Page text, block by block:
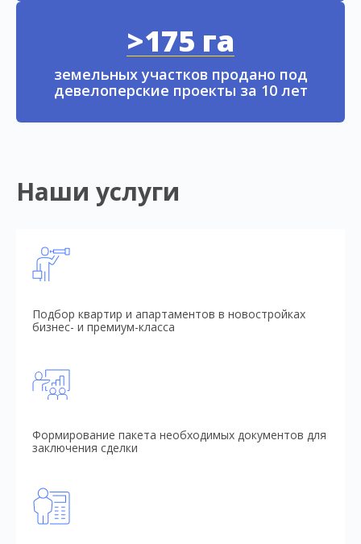
>175 га
земельных участков продано под
девелоперские проекты за 10 лет
Наши услуги
Подбор квартир и апартаментов в новостройках
бизнес- и премиум-класса
Формирование пакета необходимых документов для
заключения сделки